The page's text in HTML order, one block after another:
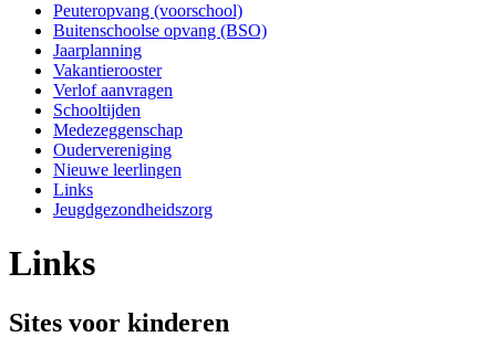
Peuteropvang (voorschool)
Buitenschoolse opvang (BSO)
Jaarplanning
Vakantierooster
Verlof aanvragen
Schooltijden
Medezeggenschap
Oudervereniging
Nieuwe leerlingen
Links
Jeugdgezondheidszorg
Links
Sites voor kinderen